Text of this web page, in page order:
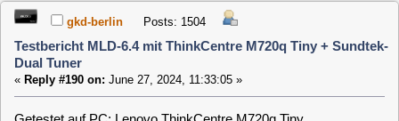
Testbericht MLD-6.4 mit ThinkCentre M720q Tiny + Sundtek-
Dual Tuner
Ja, jetzt aber. Es wurden 5 Kernel-Pakete aktualisiert.
Es läuft. NTFS-Sticks können gelesen werden.
Eine Datei auf den Stick kopieren geht nicht. Fehlermeldung